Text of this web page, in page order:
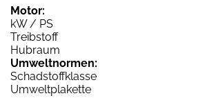
Motor:
kW / PS
Treibstoff
Hubraum
Umweltnormen:
Schadstoffklasse
Umweltplakette